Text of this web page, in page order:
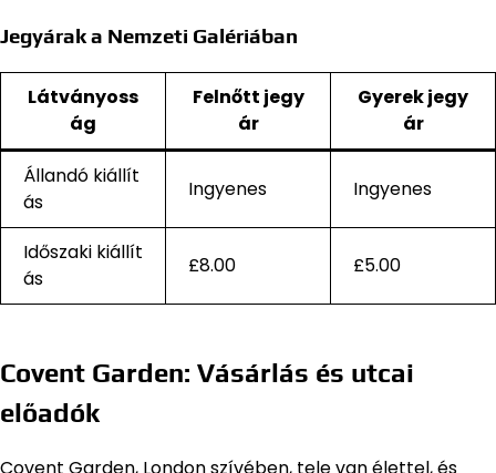
Jegyárak a Nemzeti Galériában
Látványoss
ág
Felnőtt jegy
ár
Gyerek jegy
ár
Állandó kiállít
ás
Ingyenes Ingyenes
Időszaki kiállít
ás
£8.00 £5.00
Covent Garden: Vásárlás és utcai
előadók
Covent Garden, London szívében, tele van élettel, és